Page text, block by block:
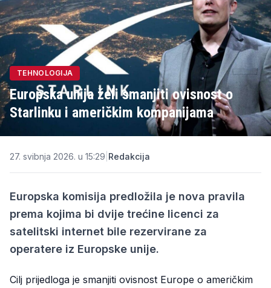
TEHNOLOGIJA
Europska unija želi smanjiti ovisnost o
Starlinku i američkim kompanijama
27. svibnja 2026. u 15:29 Redakcija
Europska komisija predložila je nova pravila
prema kojima bi dvije trećine licenci za
satelitski internet bile rezervirane za
operatere iz Europske unije.
Cilj prijedloga je smanjiti ovisnost Europe o američkim